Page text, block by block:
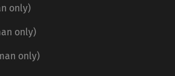
only)
only)
only)